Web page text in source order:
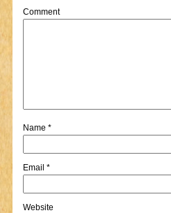
Comment
Name *
Email *
Website